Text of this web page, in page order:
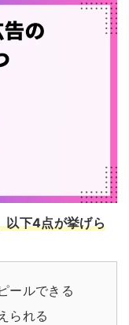
以下4点が挙げら
ールできる
られる